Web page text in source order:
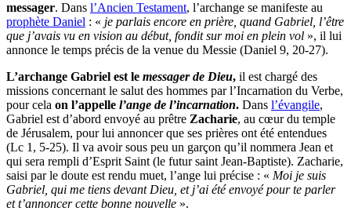
messager. Dans l’Ancien Testament, l’archange se manifeste au
prophète Daniel : « je parlais encore en prière, quand Gabriel, l’être
que j’avais vu en vision au début, fondit sur moi en plein vol », il lui
annonce le temps précis de la venue du Messie (Daniel 9, 20-27).
L’archange Gabriel est le messager de Dieu, il est chargé des
missions concernant le salut des hommes par l’Incarnation du Verbe,
pour cela on l’appelle l’ange de l’incarnation. Dans l’évangile,
Gabriel est d’abord envoyé au prêtre Zacharie, au cœur du temple
de Jérusalem, pour lui annoncer que ses prières ont été entendues
(Lc 1, 5-25). Il va avoir sous peu un garçon qu’il nommera Jean et
qui sera rempli d’Esprit Saint (le futur saint Jean-Baptiste). Zacharie,
saisi par le doute est rendu muet, l’ange lui précise : « Moi je suis
Gabriel, qui me tiens devant Dieu, et j’ai été envoyé pour te parler
et t’annoncer cette bonne nouvelle ».